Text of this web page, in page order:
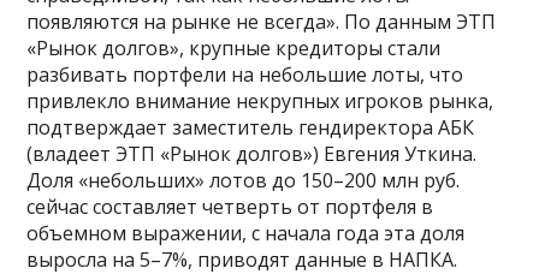
появляются на рынке не всегда». По данным ЭТП
«Рынок долгов», крупные кредиторы стали
разбивать портфели на небольшие лоты, что
привлекло внимание некрупных игроков рынка,
подтверждает заместитель гендиректора АБК
(владеет ЭТП «Рынок долгов») Евгения Уткина.
Доля «небольших» лотов до 150–200 млн руб.
сейчас составляет четверть от портфеля в
объемном выражении, с начала года эта доля
выросла на 5–7%, приводят данные в НАПКА.